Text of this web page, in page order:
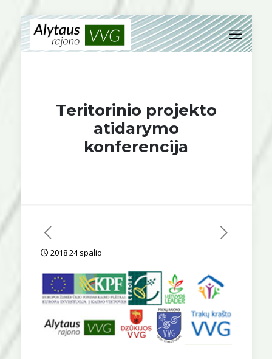
Teritorinio projekto
atidarymo
konferencija
2018 24 spalio